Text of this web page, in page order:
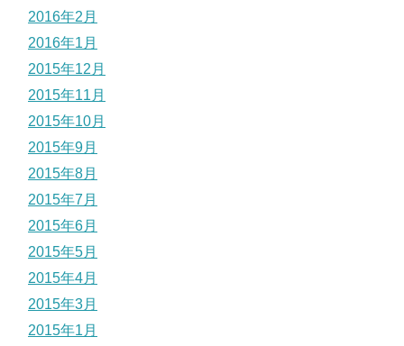
2016年2月
2016年1月
2015年12月
2015年11月
2015年10月
2015年9月
2015年8月
2015年7月
2015年6月
2015年5月
2015年4月
2015年3月
2015年1月